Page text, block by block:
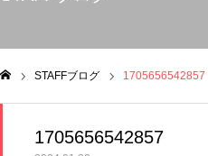
STAFFブログ 1705656542857
1705656542857